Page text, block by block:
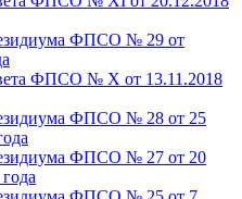
ФПСО № 29 от
ФПСО № X от 13.11.2018
ФПСО № 28 от 25
ФПСО № 27 от 20